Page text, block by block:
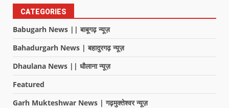
CATEGORIES
Babugarh News || बाबूगढ़ न्यूज़
Bahadurgarh News | बहादुरगढ़ न्यूज़
Dhaulana News || धौलाना न्यूज़
Featured
Garh Mukteshwar News | गढ़मुक्तेश्वर न्यूज़